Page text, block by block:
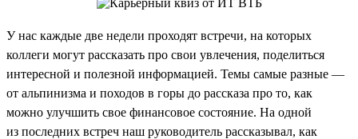
У нас каждые две недели проходят встречи, на которых
коллеги могут рассказать про свои увлечения, поделиться
интересной и полезной информацией. Темы самые разные —
от альпинизма и походов в горы до рассказа про то, как
можно улучшить свое финансовое состояние. На одной
из последних встреч наш руководитель рассказывал, как